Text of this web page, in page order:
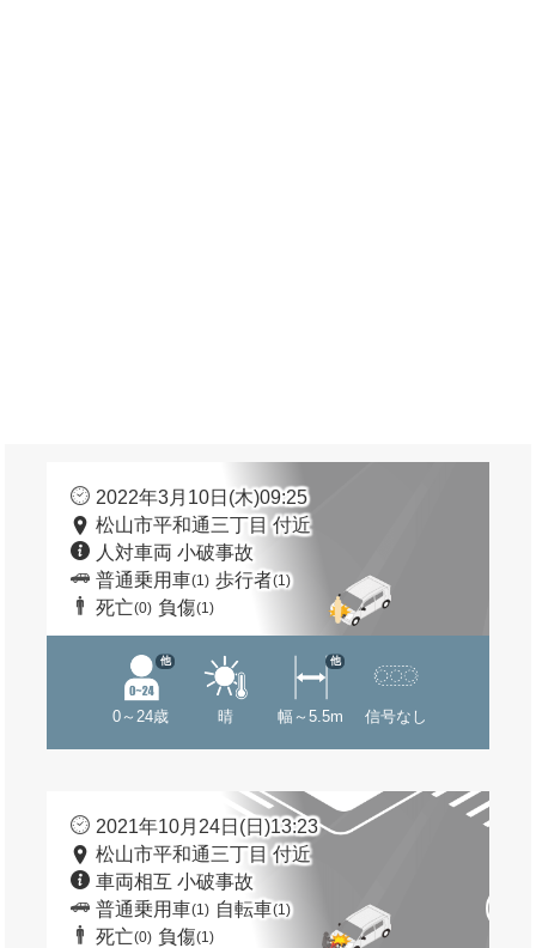
2022年3月10日(木)09:25
松山市平和通三丁目 付近
人対車両 小破事故
普通乗用車(1) 歩行者(1)
死亡(0) 負傷(1)
0～24歳
他
晴 幅～5.5m
他
信号なし
2021年10月24日(日)13:23
松山市平和通三丁目 付近
車両相互 小破事故
普通乗用車(1) 自転車(1)
死亡(0) 負傷(1)